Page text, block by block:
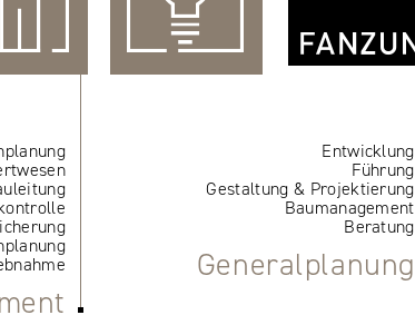
Entwicklung
Führung
Gestaltung & Projektierung
Baumanagement
Beratung
Generalplanung